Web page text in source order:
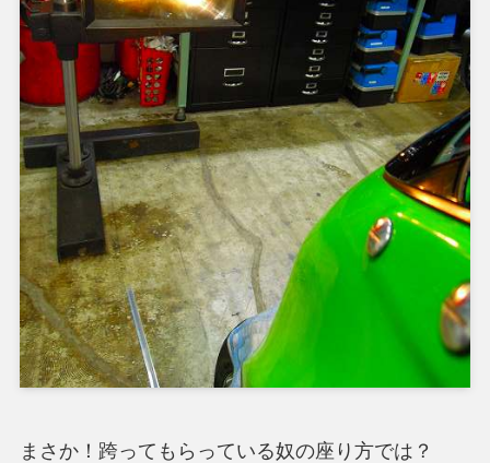
まさか！跨ってもらっている奴の座り方では？